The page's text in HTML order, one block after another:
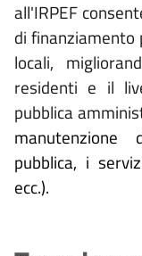
all'IRPEF
di finanziamento
locali,
residenti e il
pubblica
manutenzione
pubblica, i
ecc.).